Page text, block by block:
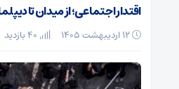
اقتدار اجتماعی؛ از میدان تا